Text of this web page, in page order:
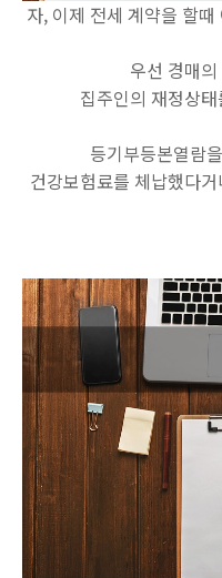
자, 이제 전세 계약을 할
우선 경매
집주인의 재정상
등기부등본열람
건강보험료를 체납했다